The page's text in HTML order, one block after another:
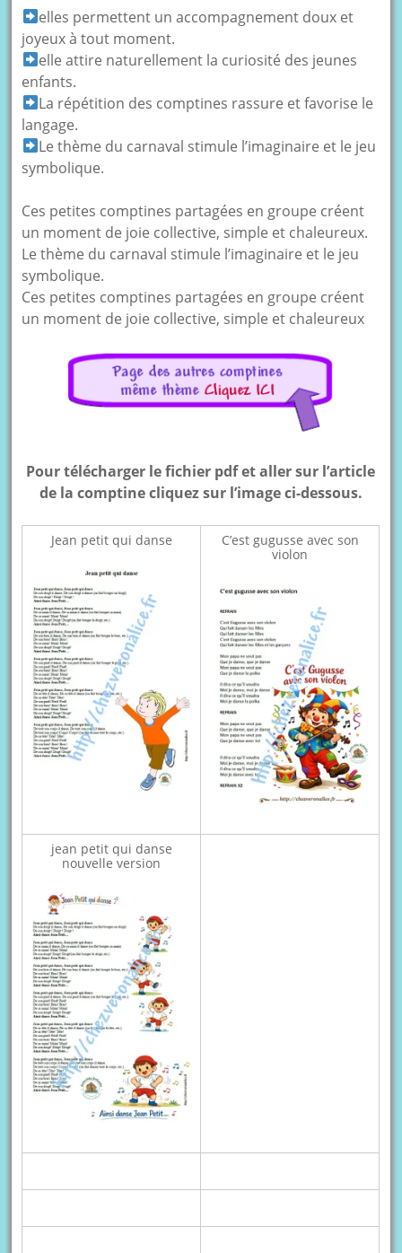
elles permettent un accompagnement doux et
joyeux à tout moment.
elle attire naturellement la curiosité des jeunes
enfants.
La répétition des comptines rassure et favorise le
langage.
Le thème du carnaval stimule l’imaginaire et le jeu
symbolique.
Ces petites comptines partagées en groupe créent
un moment de joie collective, simple et chaleureux.
Le thème du carnaval stimule l’imaginaire et le jeu
symbolique.
Ces petites comptines partagées en groupe créent
un moment de joie collective, simple et chaleureux
Pour télécharger le fichier pdf et aller sur l’article
de la comptine cliquez sur l’image ci-dessous.
Jean petit qui danse
C’est gugusse avec son
violon
jean petit qui danse
nouvelle version